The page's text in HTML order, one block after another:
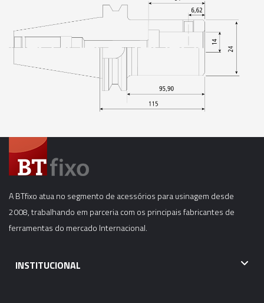
06914 - CONE MODULAR CBH - SK40 - CBH4-
06915 - CONE MODULAR CBH - SK40 - CBH4-
06916 - CONE MODULAR CBH - SK40 - CBH4-
250MM
75MM
06919 - CONE MODULAR CBH - SK40 - CBH5-
06920 - CONE MODULAR CBH - SK40 - CBH5-
A BTfixo atua no segmento de acessórios para usinagem desde
2008, trabalhando em parceria com os principais fabricantes de
ferramentas do mercado Internacional.
INSTITUCIONAL